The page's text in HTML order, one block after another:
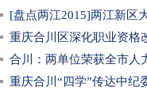
[盘点两江2015]两江新区
重庆合川区深化职业资格
合川：两单位荣获全市人
重庆合川“四学”传达中纪